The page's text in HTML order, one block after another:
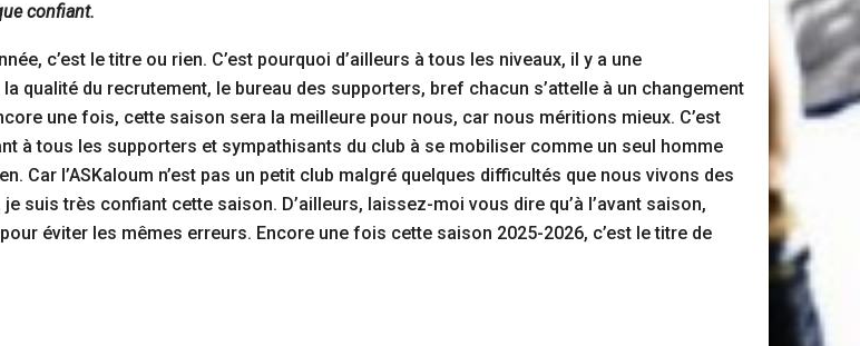
confiant.
c’est le titre ou rien. C’est pourquoi d’ailleurs à tous les niveaux, il y a une
qualité du recrutement, le bureau des supporters, bref chacun s’attelle à un changement
une fois, cette saison sera la meilleure pour nous, car nous méritions mieux. C’est
à tous les supporters et sympathisants du club à se mobiliser comme un seul homme
Car l’ASKaloum n’est pas un petit club malgré quelques difficultés que nous vivons des
suis très confiant cette saison. D’ailleurs, laissez-moi vous dire qu’à l’avant saison,
éviter les mêmes erreurs. Encore une fois cette saison 2025-2026, c’est le titre de